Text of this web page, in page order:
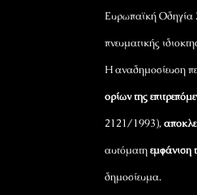
Ευρωπαϊκή Οδηγία
πνευματικής
Η αναδημοσίευση
ορίων της
2121/1993),
αυτόματηεμφάνιση
δημοσίευμα.